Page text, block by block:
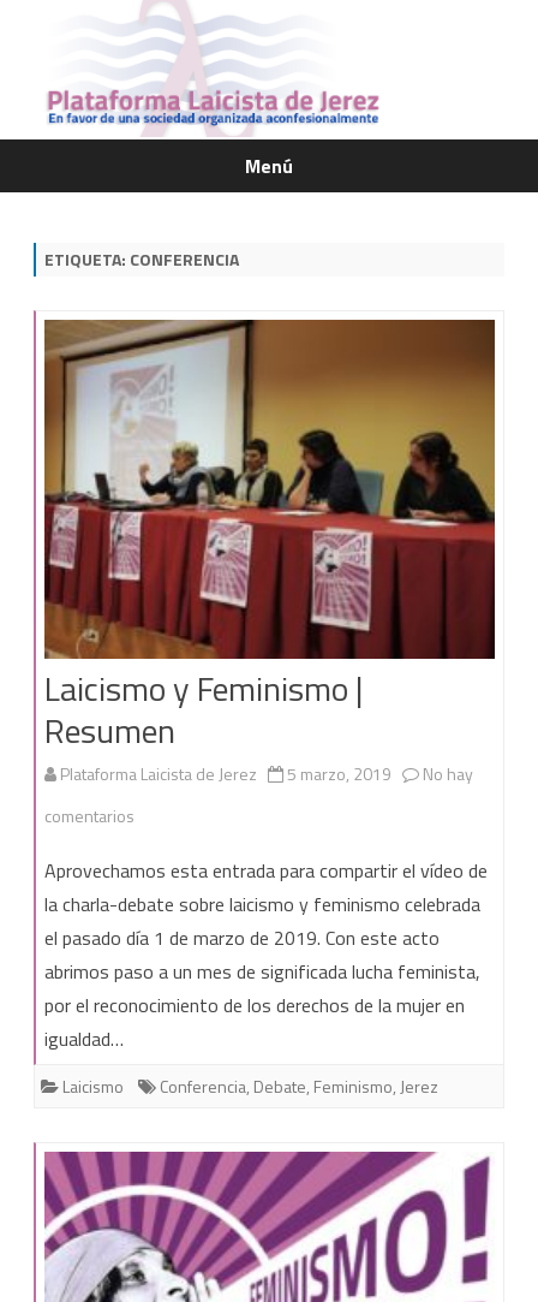
Menú
Saltar
ETIQUETA: CONFERENCIA
Laicismo y Feminismo |
Resumen
Plataforma Laicista de Jerez 5 marzo, 2019
No hay
comentarios
y
Feminismo
|
Aprovechamos esta entrada para compartir el vídeo de
la charla-debate sobre laicismo y feminismo celebrada
el pasado día 1 de marzo de 2019. Con este acto
abrimos paso a un mes de significada lucha feminista,
por el reconocimiento de los derechos de la mujer en
igualdad…
Laicismo Conferencia, Debate, Feminismo, Jerez